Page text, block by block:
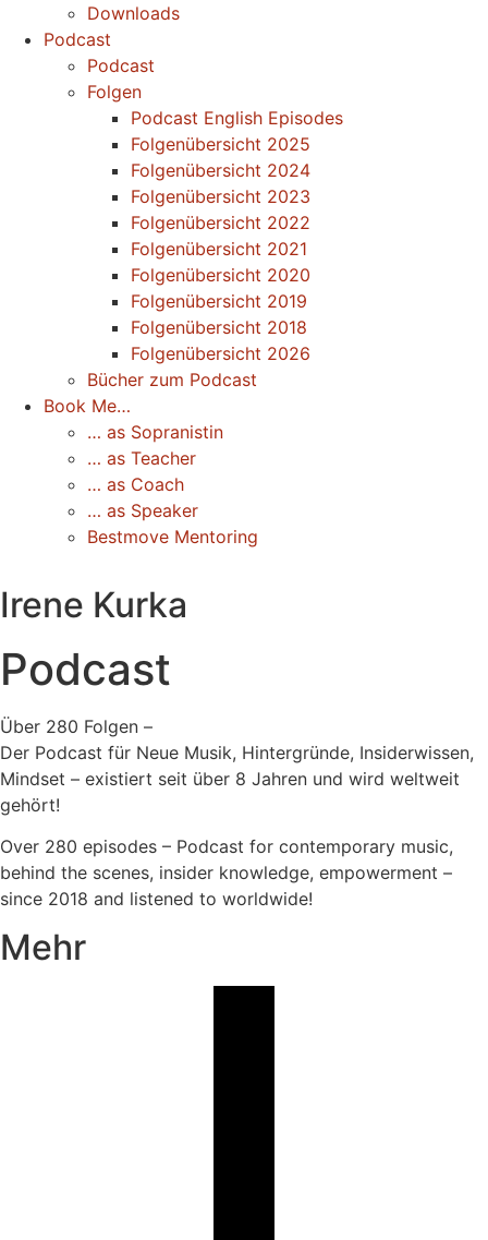
Downloads
Podcast
Podcast
Folgen
Podcast English Episodes
Folgenübersicht 2025
Folgenübersicht 2024
Folgenübersicht 2023
Folgenübersicht 2022
Folgenübersicht 2021
Folgenübersicht 2020
Folgenübersicht 2019
Folgenübersicht 2018
Folgenübersicht 2026
Bücher zum Podcast
Book Me…
… as Sopranistin
… as Teacher
… as Coach
… as Speaker
Bestmove Mentoring
Irene Kurka
Podcast
Über 280 Folgen –
Der Podcast für Neue Musik, Hintergründe, Insiderwissen,
Mindset – existiert seit über 8 Jahren und wird weltweit
gehört!
Over 280 episodes – Podcast for contemporary music,
behind the scenes, insider knowledge, empowerment –
since 2018 and listened to worldwide!
Mehr